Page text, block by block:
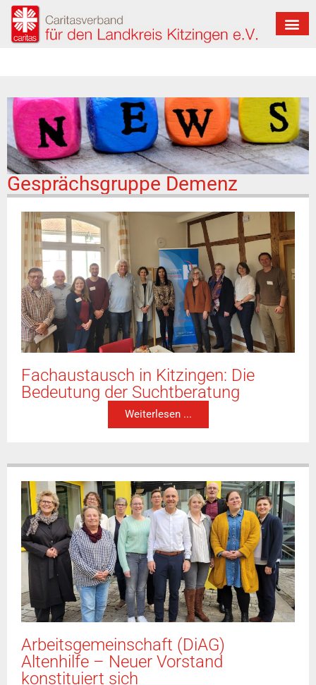
Gesprächsgruppe Demenz
Fachaustausch in Kitzingen: Die
Bedeutung der Suchtberatung
Weiterlesen ...
Arbeitsgemeinschaft (DiAG)
Altenhilfe – Neuer Vorstand
konstituiert sich